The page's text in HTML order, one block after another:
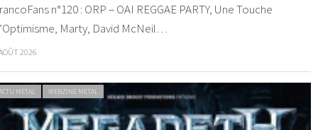
n°120 : ORP – OAI REGGAE PARTY, Une Touche
Marty, David McNeil…
2026
METAL WEBZINE METAL